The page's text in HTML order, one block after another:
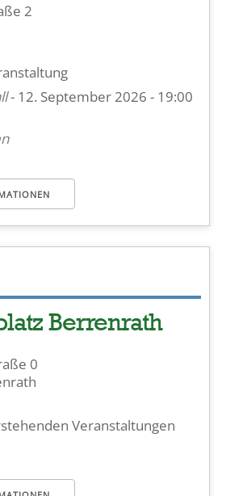
2
- 12. September 2026 - 19:00
Berrenrath
0
Veranstaltungen